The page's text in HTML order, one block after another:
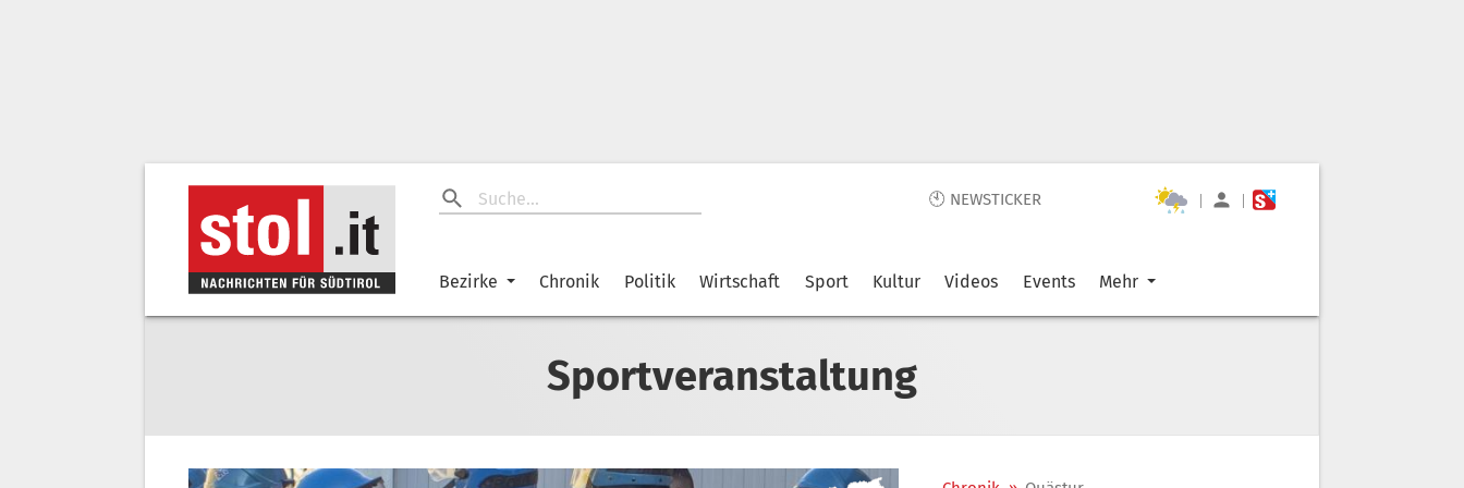
🕙 NEWSTICKER | |
Bezirke Chronik Politik Wirtschaft Sport Kultur Videos Events Mehr
Sportveranstaltung